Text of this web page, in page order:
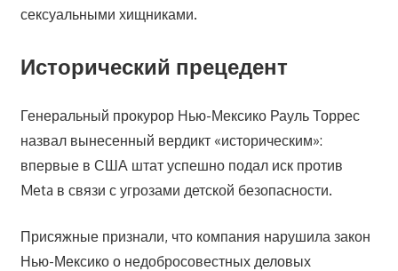
сексуальными хищниками.
Исторический прецедент
Генеральный прокурор Нью-Мексико Рауль Торрес
назвал вынесенный вердикт «историческим»:
впервые в США штат успешно подал иск против
Meta в связи с угрозами детской безопасности.
Присяжные признали, что компания нарушила закон
Нью-Мексико о недобросовестных деловых